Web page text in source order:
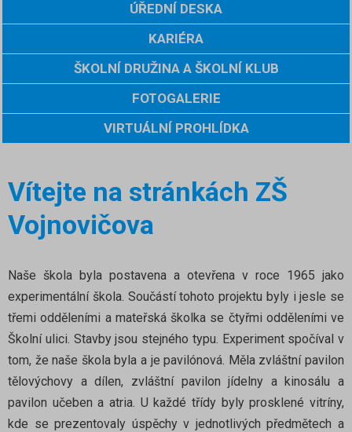
ÚŘEDNÍ DESKA
KARIÉRA
ŠKOLNÍ DRUŽINA A ŠKOLNÍ KLUB
FOTOGALERIE
VIRTUÁLNÍ PROHLÍDKA
Vítejte na stránkách ZŠ
Vojnovičova
Naše škola byla postavena a otevřena v roce 1965 jako
experimentální škola. Součástí tohoto projektu byly i jesle se
třemi odděleními a mateřská školka se čtyřmi odděleními ve
Školní ulici. Stavby jsou stejného typu. Experiment spočíval v
tom, že naše škola byla a je pavilónová. Měla zvláštní pavilon
tělovýchovy a dílen, zvláštní pavilon jídelny a kinosálu a
pavilon učeben a atria. U každé třídy byly prosklené vitríny,
kde se prezentovaly úspěchy v jednotlivých předmětech a